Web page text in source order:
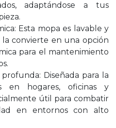
adaptándose a tus
Esta mopa es lavable y
convierte en una opción
para el mantenimiento
Diseñada para la
en hogares, oficinas y
útil para combatir
en entornos con alto